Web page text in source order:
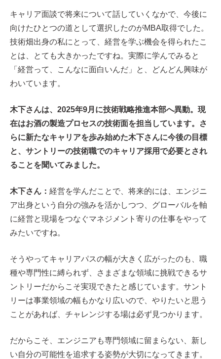
キャリア面談で将来について話していくなかで、今後に
向けたひとつの道として選択したのがMBA取得でした。
技術畑出身の私にとって、経営を学ぶ機会を得られたこ
とは、とても大きかったですね。実際に学んでみると
「経営って、こんなに面白いんだ」と、どんどん興味が
わいています。
木下さんは、2025年9月に技術戦略推進本部へ異動。現
在はお酒の製造プロセスの技術面を担当しています。さ
らに新たなキャリアを歩み始めた木下さんに今後の目標
と、サントリーの技術職でのキャリア採用で必要とされ
ることを聞いてみました。
木下さん： 経営を学んだことで、将来的には、エンジニ
ア出身という自分の強みを活かしつつ、グローバルを軸
に経営と現場をつなぐマネジメント寄りの仕事をやって
みたいですね。
そうやってキャリアパスの幅が大きく広がったのも、職
種や専門性に縛られず、さまざまな領域に挑戦できるサ
ントリーだからこそ実現できたと感じています。サント
リーは事業領域の幅もかなり広いので、やりたいと思う
ことがあれば、チャレンジする場は必ず見つかります。
だからこそ、エンジニアも専門領域に留まらない、新し
い自分の可能性を追求する姿勢が大切になってきます。